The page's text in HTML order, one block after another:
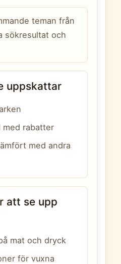
teman från
sökresultat och
uppskattar
med rabatter
med andra
att se upp
mat och dryck
för vuxna